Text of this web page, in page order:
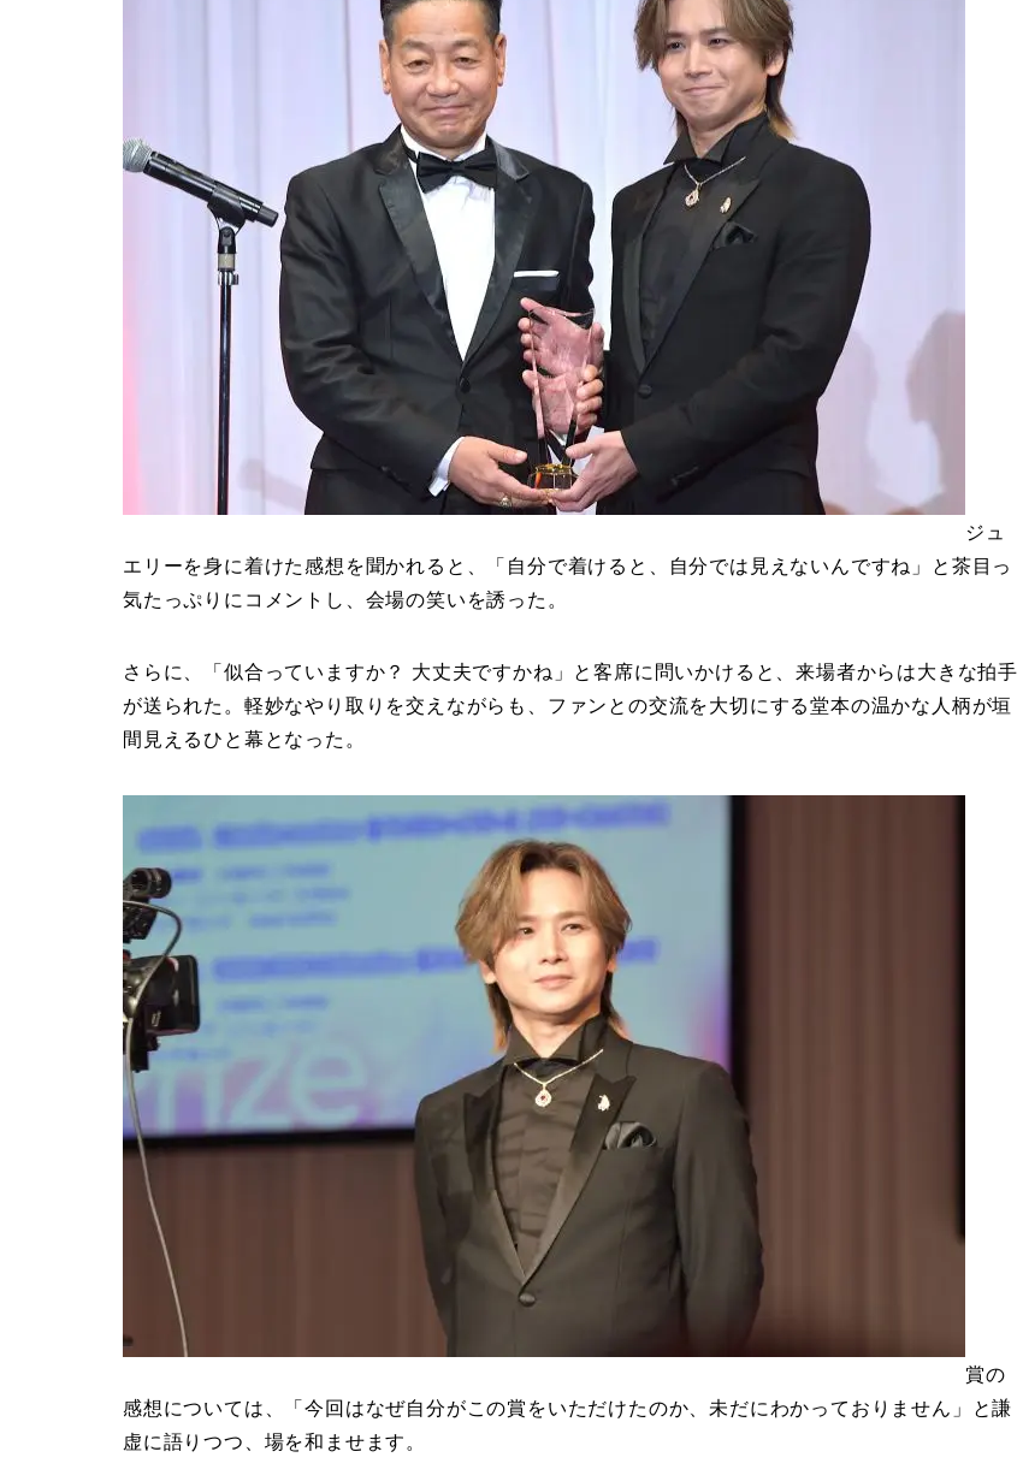
ジュ
エリーを身に着けた感想を聞かれると、「自分で着けると、自分では見えないんですね」と茶目っ
気たっぷりにコメントし、会場の笑いを誘った。
さらに、「似合っていますか？ 大丈夫ですかね」と客席に問いかけると、来場者からは大きな拍手
が送られた。軽妙なやり取りを交えながらも、ファンとの交流を大切にする堂本の温かな人柄が垣
間見えるひと幕となった。
賞の
感想については、「今回はなぜ自分がこの賞をいただけたのか、未だにわかっておりません」と謙
虚に語りつつ、場を和ませます。